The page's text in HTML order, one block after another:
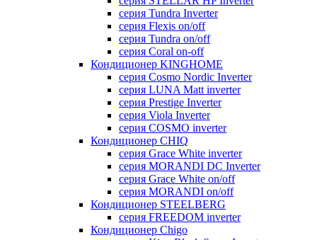
серия Tundra Inverter
серия Flexis on/off
серия Tundra on/off
серия Coral on-off
Кондиционер KINGHOME
серия Cosmo Nordic Inverter
серия LUNA Matt inverter
серия Prestige Inverter
серия Viola Inverter
серия COSMO inverter
Кондиционер CHIQ
серия Grace White inverter
серия MORANDI DC Inverter
серия Grace White on/off
серия MORANDI on/off
Кондиционер STEELBERG
серия FREEDOM inverter
Кондиционер Chigo